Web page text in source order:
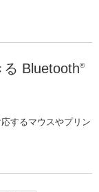
Bluetooth®
するマウスやプリン